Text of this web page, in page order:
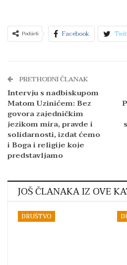
Podijeli Facebook
PRETHODNI ČLANAK
Intervju s nadbiskupom
Matom Uzinićem: Bez
govora zajedničkim
jezikom mira, pravde i
solidarnosti, izdat ćemo
i Boga i religije koje
predstavljamo
JOŠ ČLANAKA IZ OVE
DRUŠTVO